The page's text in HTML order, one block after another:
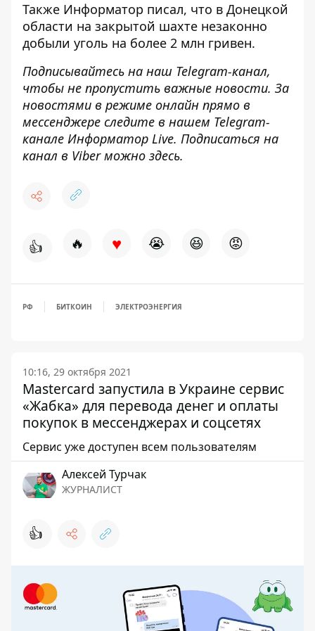
Также Информатор писал, что в Донецкой
области на закрытой шахте незаконно
добыли уголь на более 2 млн гривен.
Подписывайтесь на наш Telegram-канал,
чтобы не пропустить важные новости. За
новостями в режиме онлайн прямо в
мессенджере следите в нашем Telegram-
канале Информатор Live. Подписаться на
канал в Viber можно здесь.
👍 🔥 ♥ 😭 😆 😡
РФ БИТКОИН ЭЛЕКТРОЭНЕРГИЯ
10:16, 29 октября 2021
Mastercard запустила в Украине сервис
«Жабка» для перевода денег и оплаты
покупок в мессенджерах и соцсетях
Сервис уже доступен всем пользователям
Алексей Турчак
ЖУРНАЛИСТ
👍